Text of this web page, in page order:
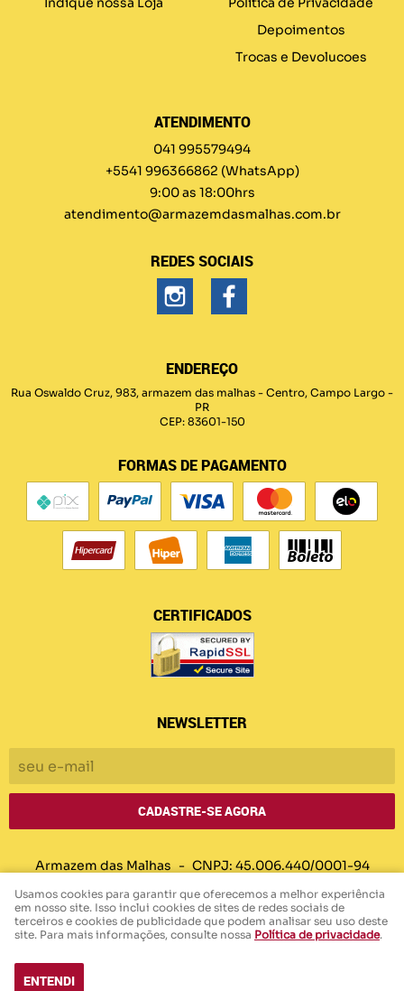
Depoimentos
Trocas e Devolucoes
ATENDIMENTO
041 995579494
+5541 996366862 (WhatsApp)
9:00 as 18:00hrs
atendimento@armazemdasmalhas.com.br
REDES SOCIAIS
ENDEREÇO
Rua Oswaldo Cruz, 983, armazem das malhas - Centro, Campo Largo -
PR
CEP: 83601-150
FORMAS DE PAGAMENTO
CERTIFICADOS
NEWSLETTER
CADASTRE-SE AGORA
Armazem das Malhas CNPJ: 45.006.440/0001-94
LOJA VIRTUAL CRIADA POR
Usamos cookies para garantir que oferecemos a melhor experiência
em nosso site. Isso inclui cookies de sites de redes sociais de
terceiros e cookies de publicidade que podem analisar seu uso deste
site. Para mais informações, consulte nossa Política de privacidade.
ENTENDI